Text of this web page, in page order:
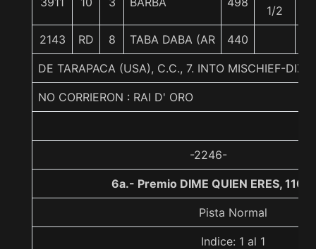
1/2
2143 RD 8 TABA DABA (AR 440
DE TARAPACA (USA), C.C., 7. INTO MISCHIEF-
NO CORRIERON : RAI D' ORO
-2246-
6a.- Premio DIME QUIEN ERES,
Pista Normal
Indice: 1 al 1